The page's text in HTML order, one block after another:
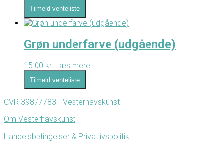
Tilmeld venteliste
Grøn underfarve (udgående)
15.00 kr. Læs mere
Tilmeld venteliste
CVR 39877783 - Vesterhavskunst
Om Vesterhavskunst
Handelsbetingelser & Privatlivspolitik